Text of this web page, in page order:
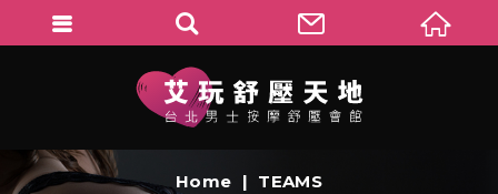
Home TEAMS